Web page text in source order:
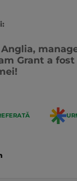
Grant a